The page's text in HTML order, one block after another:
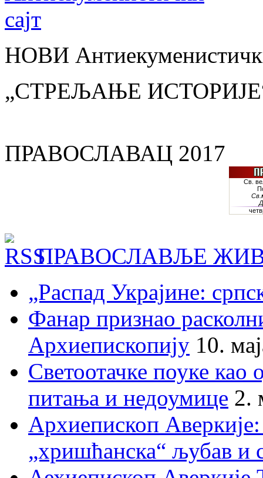
НОВИ
„СТРЕЉАЊЕ
ПРАВОСЛАВАЦ 2017
ПРАВОСЛАВЉЕ
„Распад Украјине:
Фанар признао
Архиепископију 10.
Светоотачке поуке као
питања и недоумице 2.
Архиепископ
„хришћанска“ љубав и